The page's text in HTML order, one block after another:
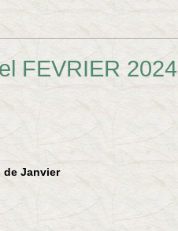
FEVRIER 2024
de Janvier